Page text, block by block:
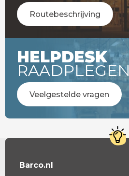
Routebeschrijving
HELPDESK
RAADPLEGEN
Veelgestelde vragen
Barco.nl